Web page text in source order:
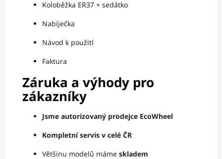
Koloběžka ER37 + sedátko
Nabíječka
Návod k použití
Faktura
Záruka a výhody pro
zákazníky
Jsme autorizovaný prodejce EcoWheel
Kompletní servis v celé ČR
Většinu modelů máme skladem